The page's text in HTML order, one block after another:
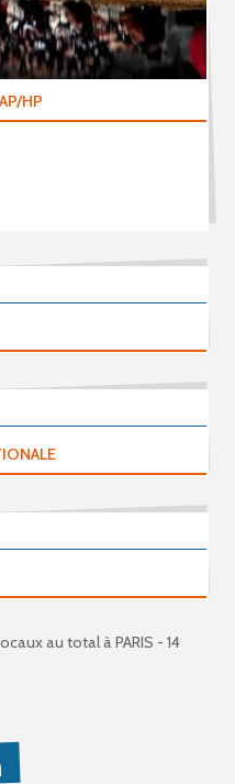
HP
au totalà PARIS - 14